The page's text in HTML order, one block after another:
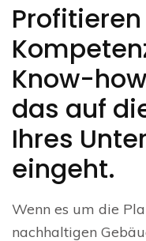
Know-
das auf
Ihres
eingeht.
Wenn es um die
nachhaltigen